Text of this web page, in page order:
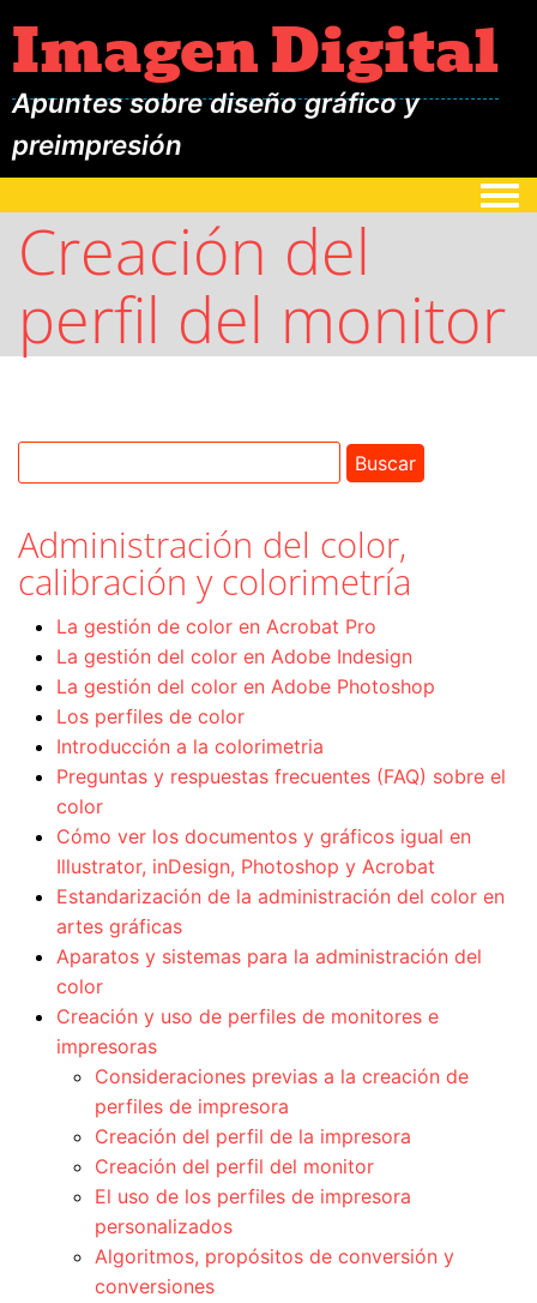
Imagen Digital
Apuntes sobre diseño gráfico y
preimpresión
Creación del
perfil del monitor
Administración del color,
calibración y colorimetría
La gestión de color en Acrobat Pro
La gestión del color en Adobe Indesign
La gestión del color en Adobe Photoshop
Los perfiles de color
Introducción a la colorimetria
Preguntas y respuestas frecuentes (FAQ) sobre el
color
Cómo ver los documentos y gráficos igual en
Illustrator, inDesign, Photoshop y Acrobat
Estandarización de la administración del color en
artes gráficas
Aparatos y sistemas para la administración del
color
Creación y uso de perfiles de monitores e
impresoras
Consideraciones previas a la creación de
perfiles de impresora
Creación del perfil de la impresora
Creación del perfil del monitor
El uso de los perfiles de impresora
personalizados
Algoritmos, propósitos de conversión y
conversiones